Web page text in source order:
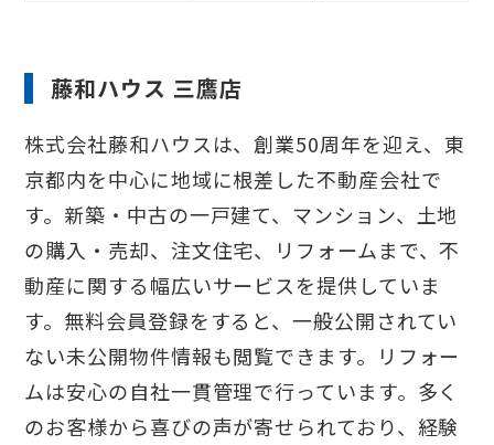
藤和ハウス 三鷹店
株式会社藤和ハウスは、創業50周年を迎え、東
京都内を中心に地域に根差した不動産会社で
す。新築・中古の一戸建て、マンション、土地
の購入・売却、注文住宅、リフォームまで、不
動産に関する幅広いサービスを提供していま
す。無料会員登録をすると、一般公開されてい
ない未公開物件情報も閲覧できます。リフォー
ムは安心の自社一貫管理で行っています。多く
のお客様から喜びの声が寄せられており、経験